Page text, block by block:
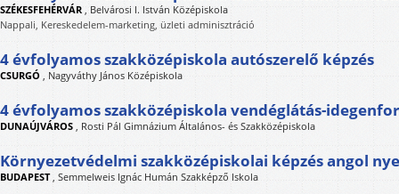
SZÉKESFEHÉRVÁR , Belvárosi I. István Középiskola
Nappali, Kereskedelem-marketing, üzleti adminisztráció
4 évfolyamos szakközépiskola autószerelő képzés
CSURGÓ , Nagyváthy János Középiskola
4 évfolyamos szakközépiskola vendéglátás-
DUNAÚJVÁROS , Rosti Pál Gimnázium Általános- és Szakközépiskola
Környezetvédelmi szakközépiskolai képzés angol
BUDAPEST, Semmelweis Ignác Humán Szakképző Iskola